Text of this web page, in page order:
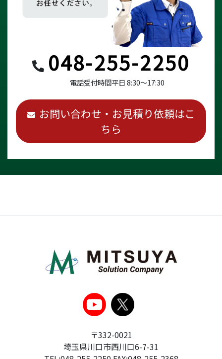
048-255-2250
電話受付時間平日 8:30～17:30
お問い合わせ・お見積り依頼はこ
ちら
〒332-0021
埼玉県川口市西川口6-7-31